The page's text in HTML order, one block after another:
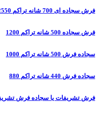
فرش سجاده ای 700 شانه تراکم 2550
فرش سجاده 500 شانه تراکم 1200
سجاده فرش 500 شانه تراکم 1000
سجاده فرش 440 شانه تراکم 880
فرش تشریفات یا سجاده فرش